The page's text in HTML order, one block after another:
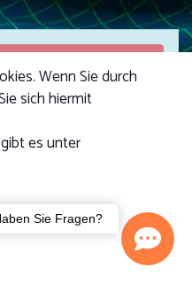
Anmeldungen
geschlossen
4,00 €
Familie (3 Personen):
Wenn Sie durch
sich hiermit
es unter
Sie Fragen?